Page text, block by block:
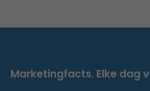
Marketingfacts. Elke dag